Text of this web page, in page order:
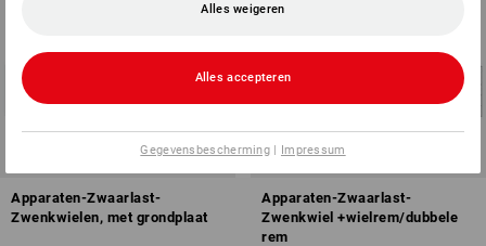
Apparaten-Zwaarlast-
Zwenkwielen, met grondplaat
Apparaten-Zwaarlast-
Zwenkwiel +wielrem/dubbele
rem
Alles weigeren
Alles accepteren
Gegevensbescherming | Impressum